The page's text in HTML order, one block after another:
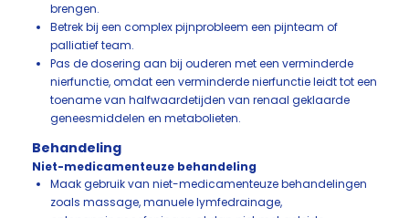
brengen.
Betrek bij een complex pijnprobleem een pijnteam of
palliatief team.
Pas de dosering aan bij ouderen met een verminderde
nierfunctie, omdat een verminderde nierfunctie leidt tot een
toename van halfwaardetijden van renaal geklaarde
geneesmiddelen en metabolieten.
Behandeling
Niet-medicamenteuze behandeling
Maak gebruik van niet-medicamenteuze behandelingen
zoals massage, manuele lymfedrainage,